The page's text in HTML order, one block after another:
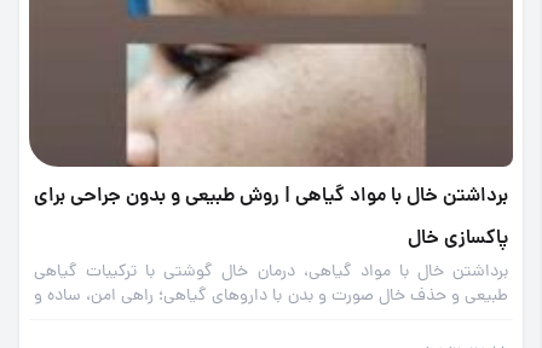
برداشتن خال با مواد گیاهی | روش طبیعی و بدون جراحی برای
پاکسازی خال
برداشتن خال با مواد گیاهی، درمان خال گوشتی با ترکیبات گیاهی
طبیعی و حذف خال صورت و بدن با داروهای گیاهی؛ راهی امن، ساده و